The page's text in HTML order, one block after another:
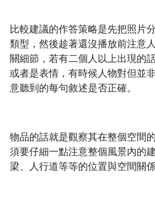
比較建議的作答策略是先把照片
類型，然後趁著還沒播放前注意
關細節，若有二個人以上出現的
或者是表情，有時候人物對但並
意聽到的每句敘述是否正確。
物品的話就是觀察其在整個空間
須要仔細一點注意整個風景內的
梁、人行道等等的位置與空間關係